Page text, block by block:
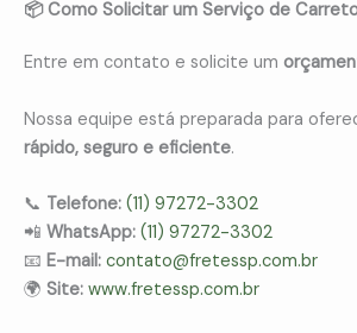
📦 Como Solicitar um Serviço de
Entre em contato e solicite um
Nossa equipe está preparada para
rápido, seguro e eficiente.
📞 Telefone: (11) 97272-3302
📲 WhatsApp: (11) 97272-3302
📧 E-mail: contato@fretessp.com.br
🌍 Site: www.fretessp.com.br